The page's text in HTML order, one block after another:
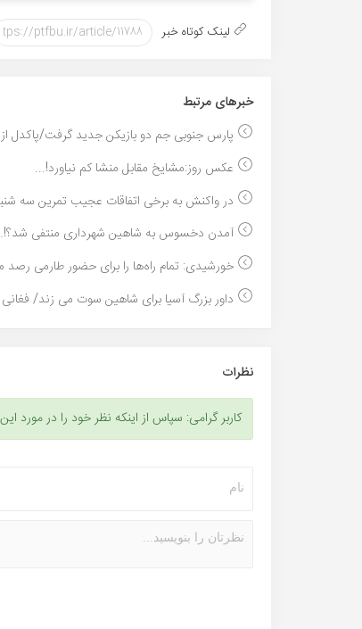
لینک کوتاه خبر
خبر‌های مرتبط
پارس جنوبی جم دو بازیکن جدید گرفت/پاکدل
عکس روز:مشایخ مقابل منشا کم نیاورد!...
در واکنش به برخی اتفاقات عجیب تمرین سه
آمدن دخسوس به شاهین شهرداری منتفی
خورشیدی: تمام راه‌ها را برای حضور طارمی
داور بزرگ آسیا برای شاهین سوت می زند/
نظرات
کاربر گرامی: سپاس از اینکه نظر خود را در مورد